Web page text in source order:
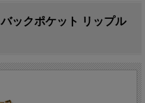
ックポケット リップル